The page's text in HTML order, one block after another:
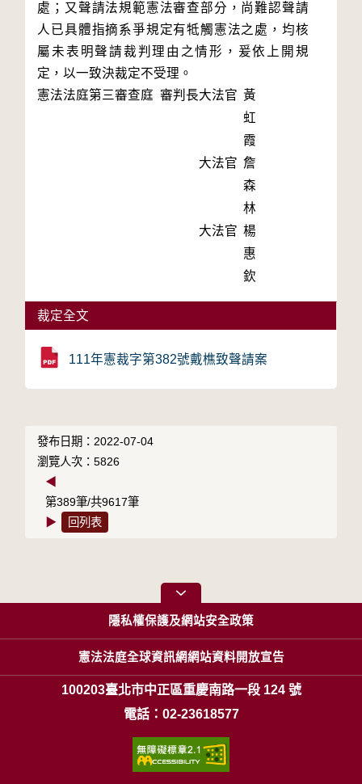
處；又聲請法規範憲法審查部分，尚難認聲請
人已具體指摘系爭規定有牴觸憲法之處，均核
屬未表明聲請裁判理由之情形，爰依上開規
憲法法庭第三審查庭 審判長大法官 黃
虹
霞
大法官 詹
森
林
大法官 楊
惠
欽
裁定全文
111年憲裁字第382號戴樵致聲請案
發布日期：2022-07-04
瀏覽人次：5826
◀
第389筆/共9617筆
▶
回列表
隱私權保護及網站安全政策
憲法法庭全球資訊網網站資料開放宣告
100203臺北市中正區重慶南路一段 124 號
電話：02-23618577